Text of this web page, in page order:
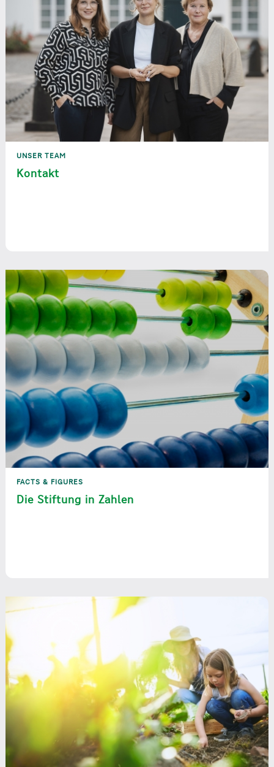
UNSER TEAM
Kontakt
FACTS & FIGURES
Die Stiftung in Zahlen